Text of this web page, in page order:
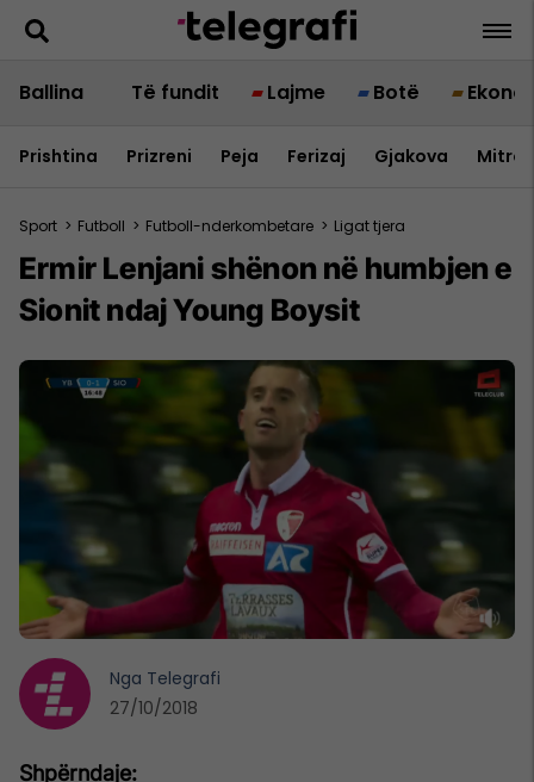
Ballina Të fundit Lajme Botë
Prishtina Prizreni Peja Ferizaj Gjakova
Sport > Futboll > Futboll-nderkombetare > Ligat tjera
Ermir Lenjani shënon në humbjen e
Sionit ndaj Young Boysit
Nga Telegrafi
27/10/2018